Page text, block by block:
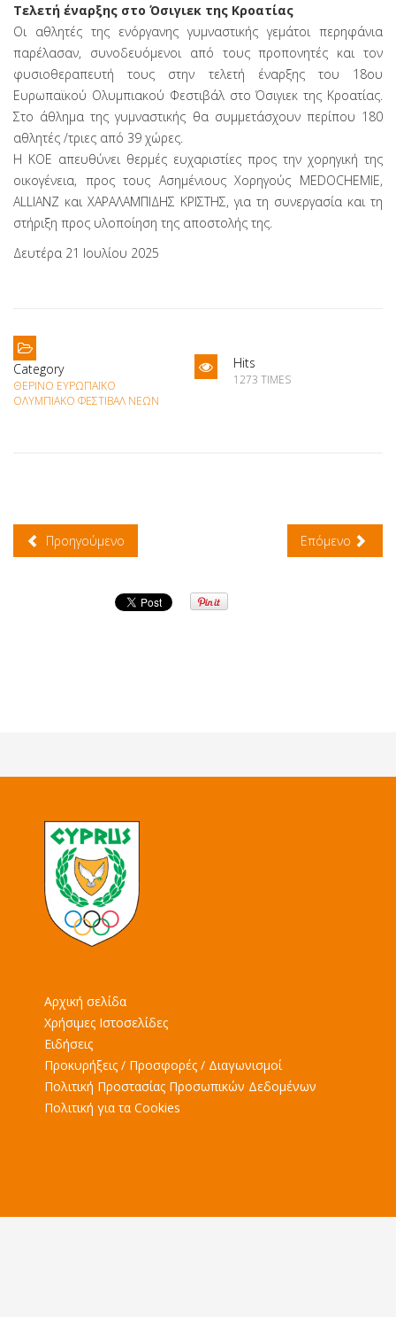
Τελετή έναρξης στο Όσιγιεκ της Κροατίας
Οι αθλητές της ενόργανης γυμναστικής γεμάτοι περηφάνια
παρέλασαν, συνοδευόμενοι από τους προπονητές και τον
φυσιοθεραπευτή τους στην τελετή έναρξης του 18ου
Ευρωπαϊκού Ολυμπιακού Φεστιβάλ στο Όσιγιεκ της Κροατίας.
Στο άθλημα της γυμναστικής θα συμμετάσχουν περίπου 180
αθλητές /τριες από 39 χώρες.
Η ΚΟΕ απευθύνει θερμές ευχαριστίες προς την χορηγική της
οικογένεια, προς τους Ασημένιους Χορηγούς MEDOCHEMIE,
ALLIANZ και ΧΑΡΑΛΑΜΠΙΔΗΣ ΚΡΙΣΤΗΣ, για τη συνεργασία και τη
στήριξη προς υλοποίηση της αποστολής της.
Δευτέρα 21 Ιουλίου 2025
Category
ΘΕΡΙΝΌ ΕΥΡΩΠΑΪΚΌ
ΟΛΥΜΠΙΑΚΌ ΦΕΣΤΙΒΆΛ ΝΈΩΝ
Hits
1273 TIMES
Προηγούμενο Επόμενο
Αρχική σελίδα
Χρήσιμες Ιστοσελίδες
Ειδήσεις
Προκυρήξεις / Προσφορές / Διαγωνισμοί
Πολιτική Προστασίας Προσωπικών Δεδομένων
Πολιτική για τα Cookies